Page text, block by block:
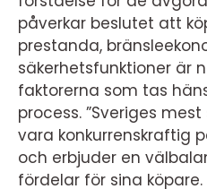
påverkar beslutet att
prestanda,
säkerhetsfunktioner är
faktorerna som tas
process. ”Sveriges
vara konkurrenskraftig
och erbjuder en
fördelar för sina köpare.